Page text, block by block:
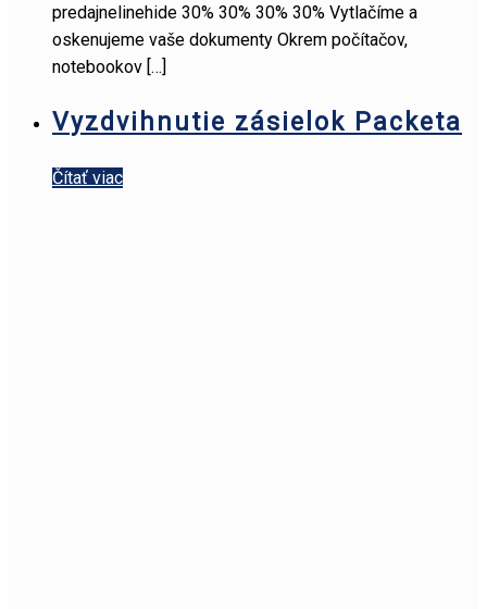
predajnelinehide 30% 30% 30% 30% Vytlačíme a
oskenujeme vaše dokumenty Okrem počítačov,
notebookov […]
Vyzdvihnutie zásielok Packeta
Čítať viac